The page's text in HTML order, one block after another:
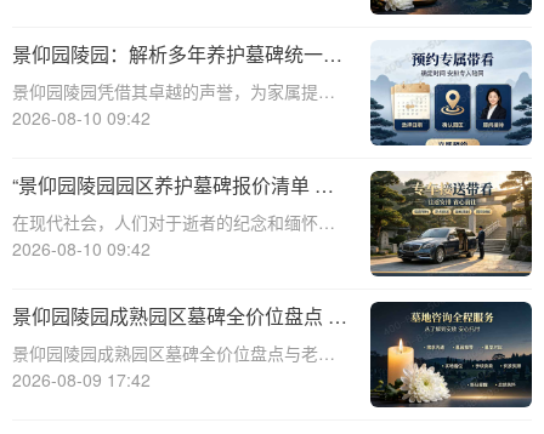
园服务机构，始终致力于为家属提供高品质
的安葬环境和完善的售后服务。在众
景仰园陵园：解析多年养护墓碑统一售
价与老带新共享优惠活动
景仰园陵园凭借其卓越的声誉，为家属提供
透明且便利的墓碑购买体验。本文将深入解
策，以及老带新双方共享优惠活动的具体细
节，助您全面了解并选择景仰园陵园的优质
墓碑产品。☎
2026-08-10 09:42
“景仰园陵园园区养护墓碑报价清单 常
态化保洁无需额外付费 透明价格与服务
详解”
在现代社会，人们对于逝者的纪念和缅怀有
着越来越高的要求。景仰园陵园作为一家专
的园区养护和墓碑维护服务。本文将详细介
绍景仰园陵园园区养护墓碑的报价清单，重
点说明常态
2026-08-10 09:42
景仰园陵园成熟园区墓碑全价位盘点 老
客户续费叠加福利详解
景仰园陵园成熟园区墓碑全价位盘点与老客
户续费叠加福利详解☎ 景仰园陵园电话:400-
2026-08-09 17:42